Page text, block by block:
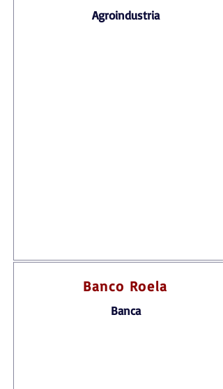
Agroindustria
Banco Roela
Banca